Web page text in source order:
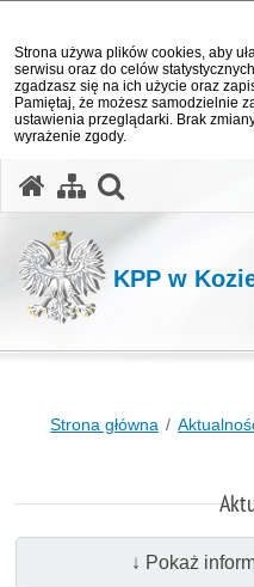
Strona używa plików cookies, aby
serwisu oraz do celów
zgadzasz się na ich użycie oraz
Pamiętaj, że możesz samodzielnie
ustawienia przeglądarki. Brak
wyrażenie zgody.
KPP w
Strona główna
↓ Pokaż